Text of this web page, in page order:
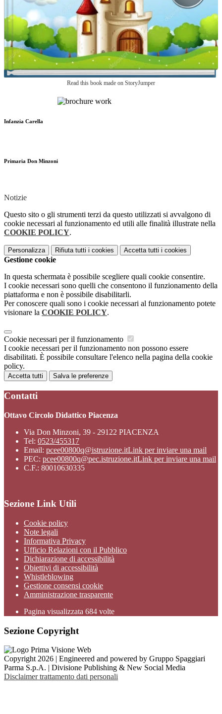
Read this book made on StoryJumper
Infanzia Carella
Primaria Don Minzoni
Notizie
Questo sito o gli strumenti terzi da questo utilizzati si avvalgono di
cookie necessari al funzionamento ed utili alle finalità illustrate nella
COOKIE POLICY.
Personalizza Rifiuta tutti i cookies Accetta tutti i cookies
Gestione cookie
In questa schermata è possibile scegliere quali cookie consentire.
I cookie necessari sono quelli che consentono il funzionamento della
piattaforma e non è possibile disabilitarli.
Per conoscere quali sono i cookie necessari al funzionamento potete
visionare la COOKIE POLICY.
Cookie necessari per il funzionamento
I cookie necessari per il funzionamento non possono essere
disabilitati. È possibile consultare l'elenco nella pagina della cookie
policy.
Accetta tutti Salva le preferenze
Contatti
Ottavo Circolo Didattico Piacenza
Via Don Minzoni, 39 - 29122 PIACENZA
Tel: 0523/455317
Email: pcee00800q@istruzione.itLink per inviare una mail
PEC: pcee00800q@pec.istruzione.itLink per inviare una mail
C.F.: 80010630335
Sezione Link Utili
Cookie policy
Note legali
Informativa Privacy
Ufficio Relazioni con il Pubblico
Dichiarazione di accessibilità
Obiettivi di accessibilità
Whistleblowing
Gestione consensi cookie
Amministrazione trasparente
Pagina visualizzata 684 volte
Sezione Copyright
Copyright 2026 | Engineered and powered by Gruppo Spaggiari
Parma S.p.A. | Divisione Publishing & New Social Media
Disclaimer trattamento dati personali